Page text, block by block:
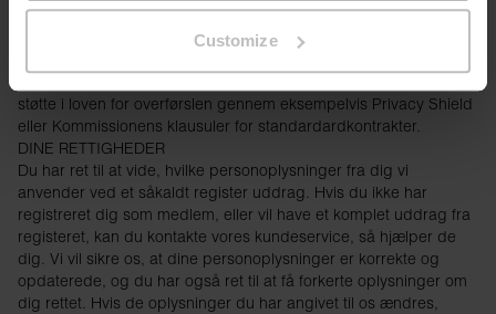
Customize
Overførsler uden for EU - Visse leverandører af tjenester og
betalingstjenester kan være beliggende uden for EØS. Vi
støtte i loven for overførslen gennem eksempelvis Privacy Shield
eller Kommissionens klausuler for standardardkontrakter.
DINE RETTIGHEDER
Du har ret til at vide, hvilke personoplysninger fra dig vi
anvender ved et såkaldt register uddrag. Hvis du ikke har
registreret dig som medlem, eller vil have et komplet uddrag fra
registeret, kan du kontakte vores kundeservice, så hjælper de
dig. Vi vil sikre os, at dine personoplysninger er korrekte og
opdaterede, og du har også ret til at få forkerte oplysninger om
dig rettet. Hvis de oplysninger du har angivet til os ændres,